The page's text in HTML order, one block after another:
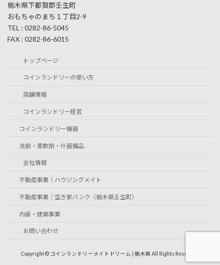
栃木県下都賀郡壬生町
おもちゃのまち１丁目2-9
TEL : 0282-86-5045
FAX : 0282-86-6015
トップページ
コインランドリーの使い方
店舗情報
コインランドリー経営
コインランドリー機器
洗剤・柔軟剤・什器備品
会社情報
不動産事業｜ハウジングメイト
不動産事業｜空き家バンク〈栃木県壬生町〉
内装・建築事業
お問い合わせ
Copyright © コインランドリーメイトドリーム | 栃木県 All Rights Reserved.